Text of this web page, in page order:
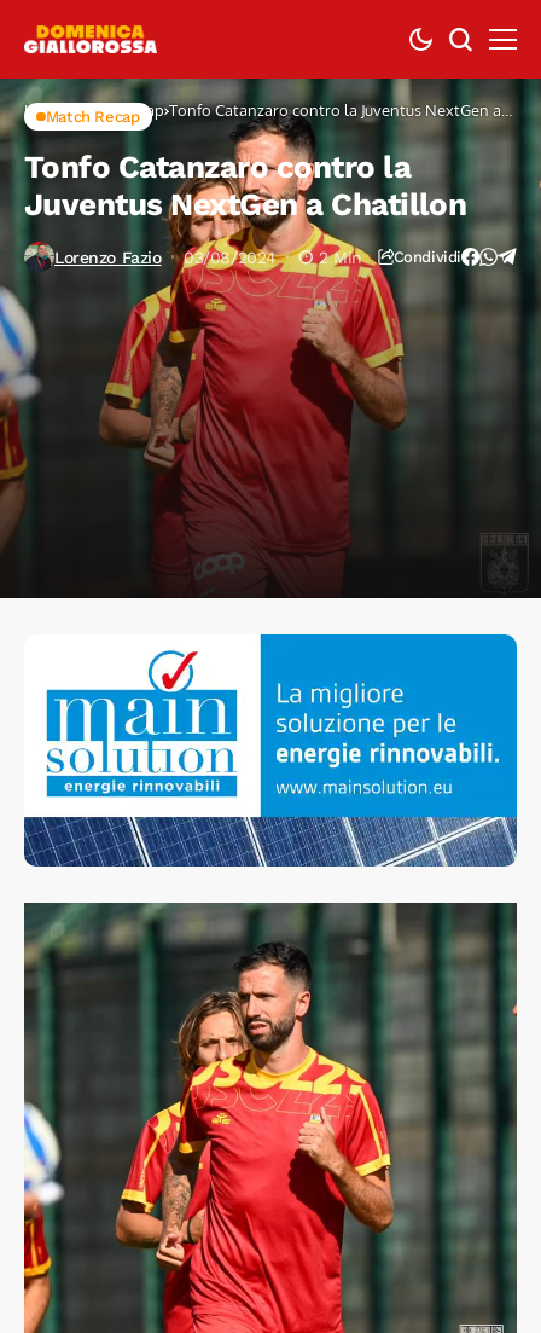
Home Match Recap Tonfo Catanzaro contro la Juventus NextGen a
Match Recap
Tonfo Catanzaro contro la
Juventus NextGen a Chatillon
Lorenzo Fazio 03/08/2024 2 Min Condividi